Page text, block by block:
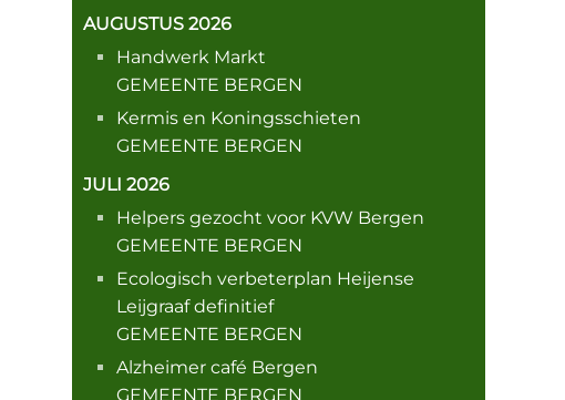
AUGUSTUS 2026
Handwerk Markt
GEMEENTE BERGEN
Kermis en Koningsschieten
GEMEENTE BERGEN
JULI 2026
Helpers gezocht voor KVW Bergen
GEMEENTE BERGEN
Ecologisch verbeterplan Heijense
Leijgraaf definitief
GEMEENTE BERGEN
Alzheimer café Bergen
GEMEENTE BERGEN